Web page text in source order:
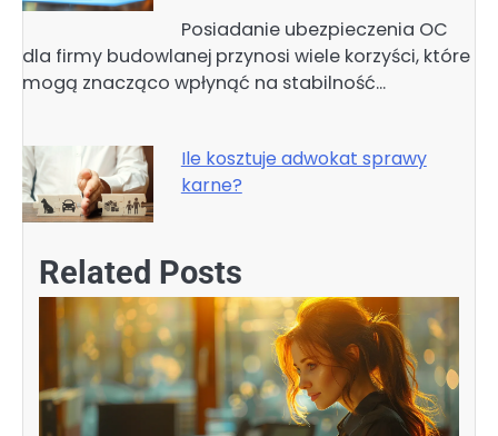
Posiadanie ubezpieczenia OC
dla firmy budowlanej przynosi wiele korzyści, które
mogą znacząco wpłynąć na stabilność…
Ile kosztuje adwokat sprawy
karne?
Related Posts